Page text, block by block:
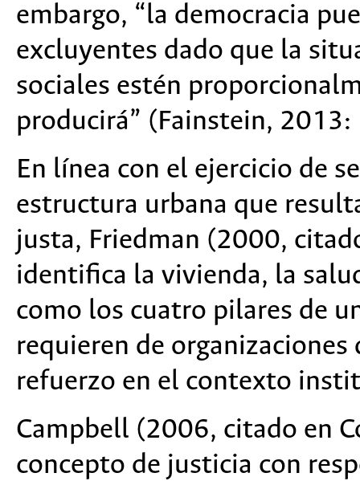
embargo, “la democracia
excluyentes dado que la
sociales estén
producirá” (Fainstein, 2013:
En línea con el ejercicio de
estructura urbana que
justa, Friedman (2000,
identifica la vivienda, la
como los cuatro pilares de
requieren de
refuerzo en el contexto
Campbell (2006, citado en
concepto de justicia con